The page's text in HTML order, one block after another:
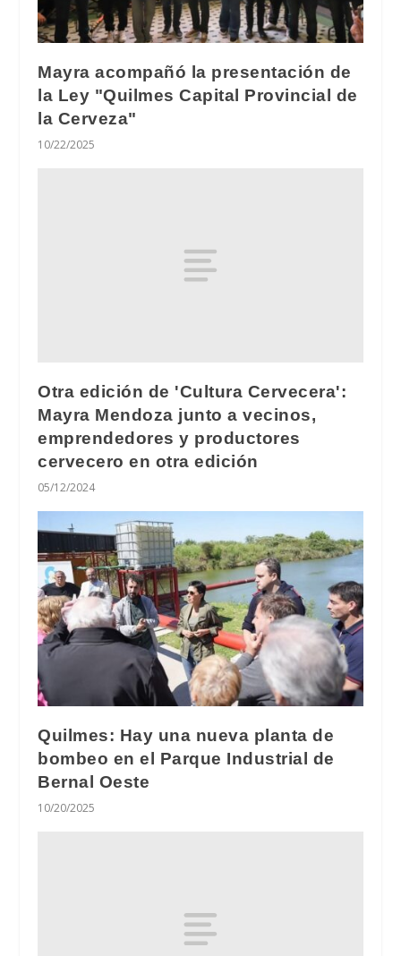
Mayra acompañó la presentación de
la Ley "Quilmes Capital Provincial de
la Cerveza"
10/22/2025
Otra edición de 'Cultura Cervecera':
Mayra Mendoza junto a vecinos,
emprendedores y productores
cervecero en otra edición
05/12/2024
Quilmes: Hay una nueva planta de
bombeo en el Parque Industrial de
Bernal Oeste
10/20/2025